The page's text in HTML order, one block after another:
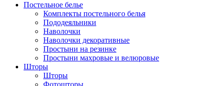
Постельное белье
Комплекты постельного белья
Пододеяльники
Наволочки
Наволочки декоративные
Простыни на резинке
Простыни махровые и велюровые
Шторы
Шторы
Фотошторы